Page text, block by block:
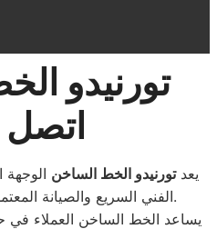
تورنيدو
اتصل
يعدتورنيدو الخط الساخن
الفني السريع والصيانة المعتمدة لجميع الأجهزة المنزلية.
يساعد الخط الساخن العملاء في